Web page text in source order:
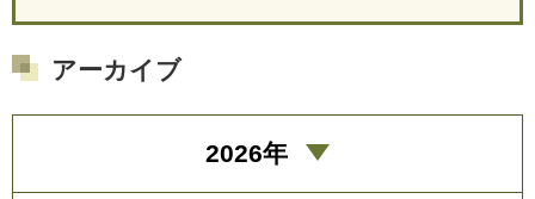
アーカイブ
2026年